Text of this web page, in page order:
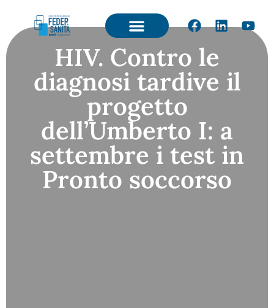
HIV. Contro le
diagnosi tardive il
progetto
dell’Umberto I: a
settembre i test in
Pronto soccorso